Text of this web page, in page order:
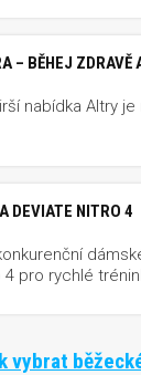
– BĚHEJ ZDRAVĚ
nabídka Altry je
DEVIATE NITRO 4
4 pro rychlé
vybrat